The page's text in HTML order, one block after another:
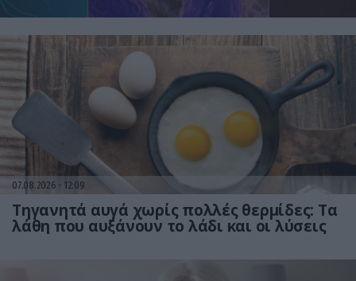
07.08.2026 12:09
Τηγανητά αυγά χωρίς πολλές θερμίδες: Τα
λάθη που αυξάνουν το λάδι και οι λύσεις